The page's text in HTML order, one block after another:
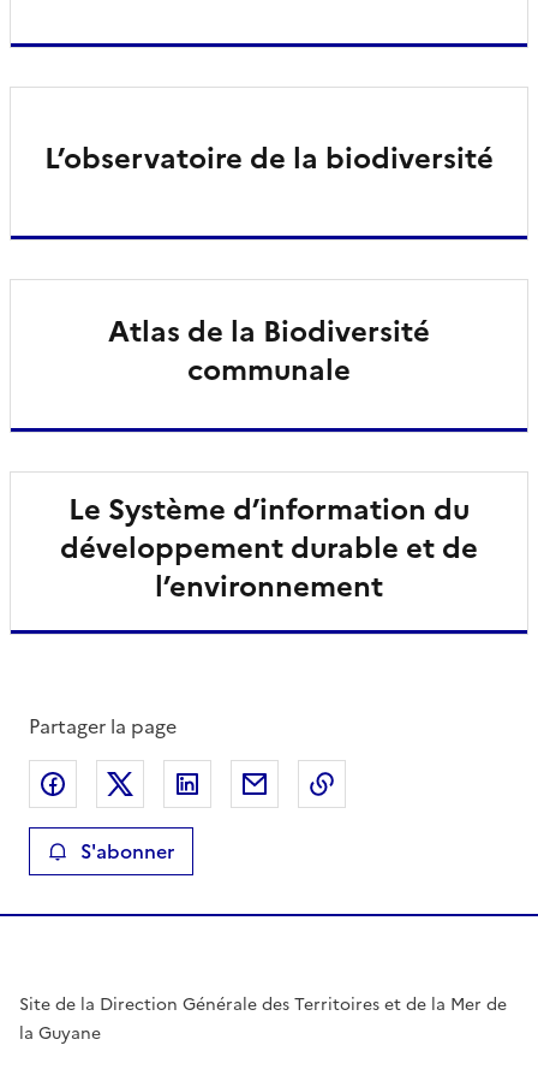
L’observatoire de la biodiversité
Atlas de la Biodiversité
communale
Le Système d’information du
développement durable et de
l’environnement
Partager la page
Partager sur Facebook
Partager sur XPartager sur LinkedIn
Partager par email
S'abonner
Site de la Direction Générale des Territoires et de la Mer de
la Guyane